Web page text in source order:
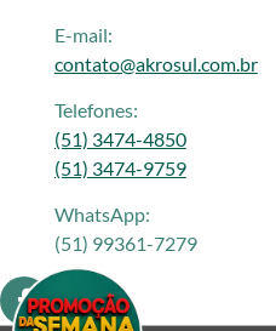
E-mail:
contato@akrosul.com.br
Telefones:
(51) 3474-4850
(51) 3474-9759
WhatsApp:
(51) 99361-7279